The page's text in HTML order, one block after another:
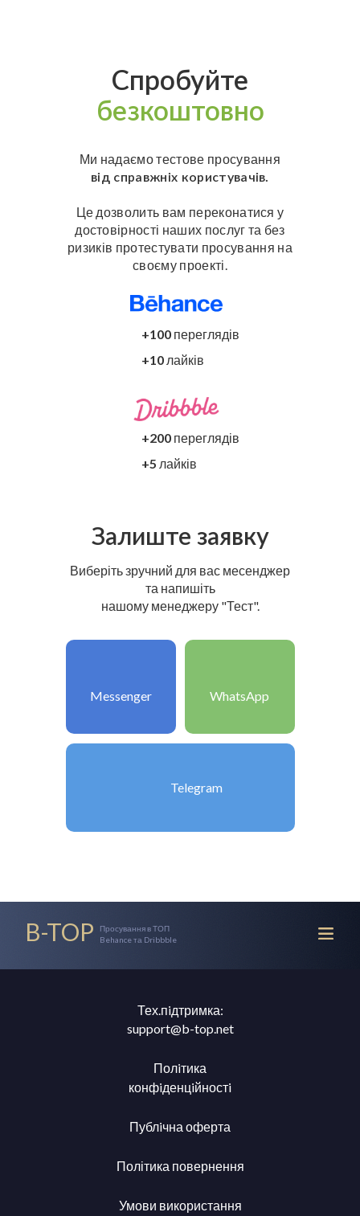
Спробуйте
безкоштовно
Ми надаємо тестове просування
від справжніх користувачів.
Це дозволить вам переконатися у
достовірності наших послуг та без
ризиків протестувати просування на
своєму проекті.
+100переглядів
+10лайків
+200переглядів
+5 лайків
Залиште заявку
Виберіть зручний для вас месенджер
та напишіть
нашому менеджеру "Тест".
Messenger WhatsApp
Telegram
B-TOP
Просування в ТОП
Behance та Dribbble
Тех.пiдтримка:
support@b-top.net
Полiтика
конфiденцiйностi
Публiчна оферта
Політика повернення
Умови використання